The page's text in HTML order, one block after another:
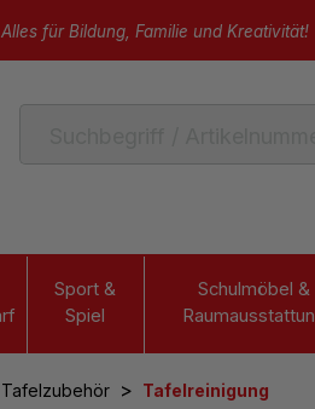
Alles für Bildung, Familie und Kreativität!
Sport &
Spiel
Schulmöbel &
> Tafelreinigung